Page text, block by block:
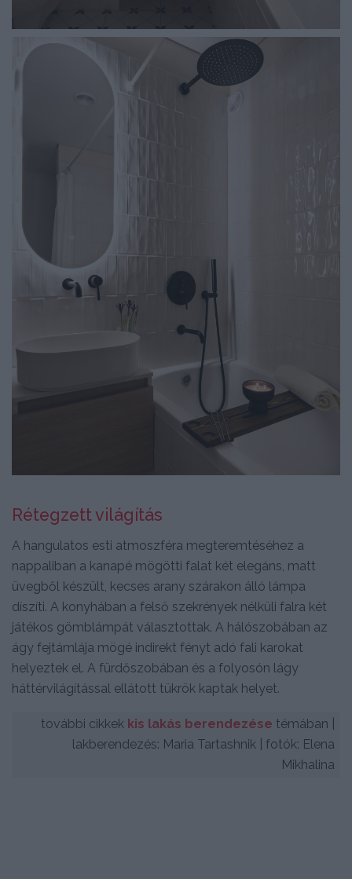
Rétegzett világítás
A hangulatos esti atmoszféra megteremtéséhez a
nappaliban a kanapé mögötti falat két elegáns, matt
üvegből készült, kecses arany szárakon álló lámpa
díszíti. A konyhában a felső szekrények nélküli falra két
játékos gömblámpát választottak. A hálószobában az
ágy fejtámlája mögé indirekt fényt adó fali karokat
helyeztek el. A fürdőszobában és a folyosón lágy
háttérvilágítással ellátott tükrök kaptak helyet.
további cikkek kis lakás berendezése témában |
lakberendezés: Maria Tartashnik | fotók: Elena
Mikhalina